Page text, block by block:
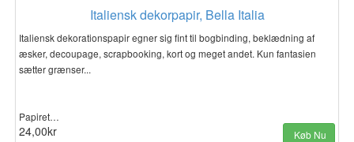
Italiensk dekorpapir, Bella Italia
Italiensk dekorationspapir egner sig fint til bogbinding, beklædning af
æsker, decoupage, scrapbooking, kort og meget andet. Kun fantasien
sætter grænser...
Papiret…
24,00kr Køb Nu